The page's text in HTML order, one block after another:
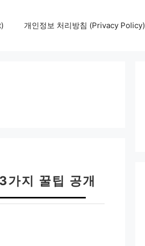
개인정보 처리방침 (Privacy Policy)
가지 꿀팁 공개